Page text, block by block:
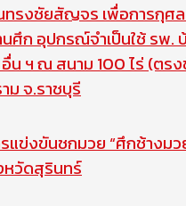
ทรงชัยสัญจร เพื่อการกุศ
ศึก อุปกรณ์จำเป็นใช้ รพ.
อื่น ฯ ณ สนาม 100 ไร่ (ตร
ม จ.ราชบุรี
แข่งขันชกมวย “ศึกช้างมว
วัดสุรินทร์